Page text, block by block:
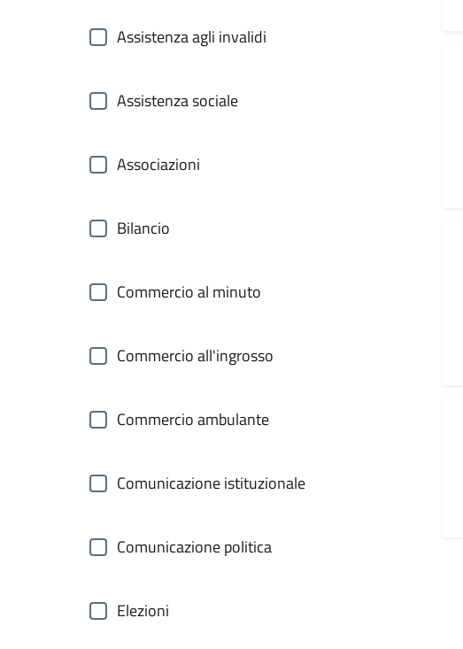
Assistenza agli invalidi
Assistenza sociale
Associazioni
Bilancio
Commercio al minuto
Commercio all'ingrosso
Commercio ambulante
Comunicazione istituzionale
Comunicazione politica
Elezioni